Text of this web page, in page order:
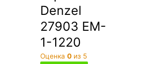
Denzel
27903 EM-
1-1220
Оценка0 из 5